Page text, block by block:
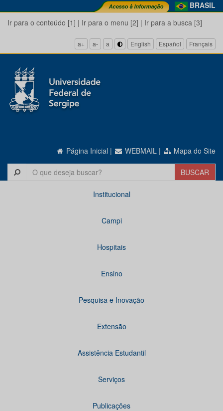
BRASIL
Ir para o conteúdo [1] | Ir para o menu [2] | Ir para a busca [3]
a+ a- a English Español Français
Página Inicial | WEBMAIL | Mapa do Site
Institucional
Campi
Hospitais
Ensino
Pesquisa e Inovação
Extensão
Assistência Estudantil
Serviços
Publicações